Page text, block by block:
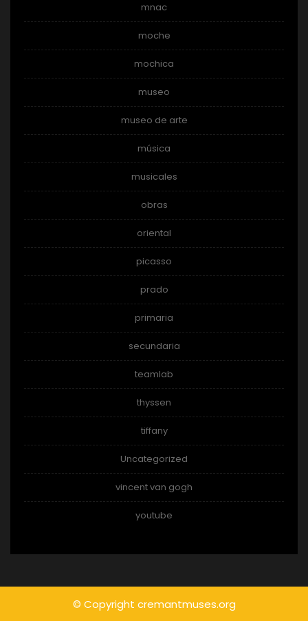
mnac
moche
mochica
museo
museo de arte
música
musicales
obras
oriental
picasso
prado
primaria
secundaria
teamlab
thyssen
tiffany
Uncategorized
vincent van gogh
youtube
© Copyright cremantmuses.org